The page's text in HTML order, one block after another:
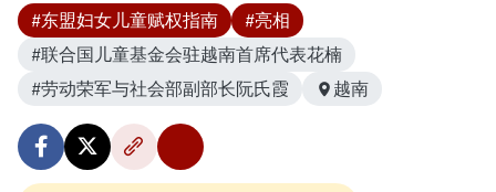
#东盟妇女儿童赋权指南
#亮相
#联合国儿童基金会驻越南首席代表花楠
#劳动荣军与社会部副部长阮氏霞
越南